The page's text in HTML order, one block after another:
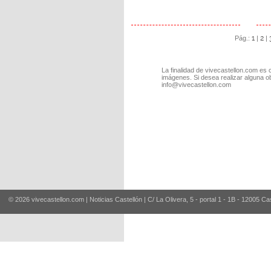
Pág.: 1 | 2|
La finalidad de vivecastellon.com
imágenes. Si desea realizar alguna
info@vivecastellon.com
© 2026 vivecastellon.com | Noticias Castellón | C/ La Olivera, 5 - portal 1 - 1B - 12005